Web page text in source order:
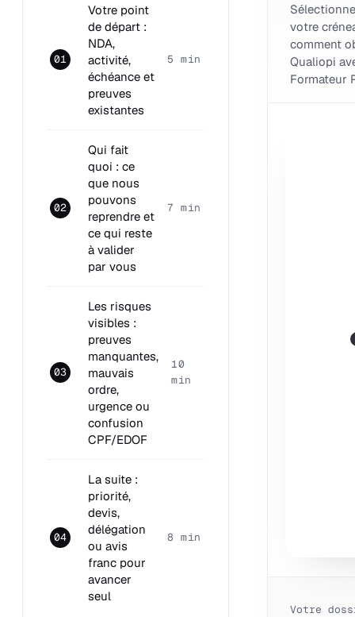
01
Votre point
de départ :
NDA,
activité,
échéance et
preuves
existantes
5 min
02
Qui fait
quoi : ce
que nous
pouvons
reprendre et
ce qui reste
à valider
par vous
7 min
03
Les risques
visibles :
preuves
manquantes,
mauvais
ordre,
urgence ou
confusion
CPF/EDOF
10
min
04
La suite :
priorité,
devis,
délégation
ou avis
franc pour
avancer
seul
8 min
votre
comment
Qualiopi
Formateur
Votre